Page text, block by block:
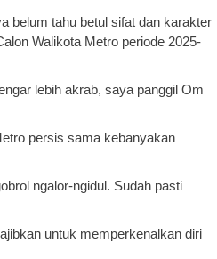
belum tahu betul sifat dan karakter
Walikota Metro periode 2025-
lebih akrab, saya panggil Om
persis sama kebanyakan
ngalor-ngidul. Sudah pasti
untuk memperkenalkan diri